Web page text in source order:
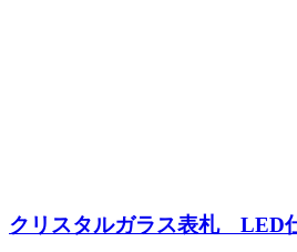
クリスタルガラス表札 LED